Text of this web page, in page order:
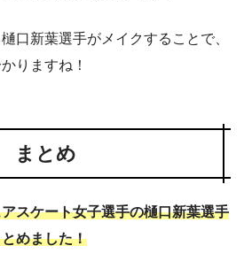
口新葉選手がメイクすることで、
りますね！
まとめ
スケート女子選手の樋口新葉選手
めました！